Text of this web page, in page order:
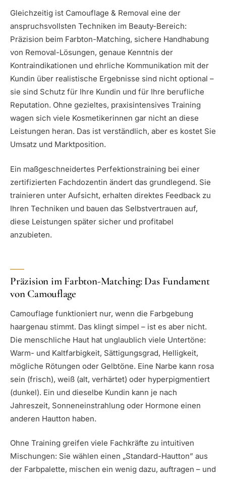
Gleichzeitig ist Camouflage & Removal eine der
anspruchsvollsten Techniken im Beauty-Bereich:
Präzision beim Farbton-Matching, sichere Handhabung
von Removal-Lösungen, genaue Kenntnis der
Kontraindikationen und ehrliche Kommunikation mit der
Kundin über realistische Ergebnisse sind nicht optional –
sie sind Schutz für Ihre Kundin und für Ihre berufliche
Reputation. Ohne gezieltes, praxisintensives Training
wagen sich viele Kosmetikerinnen gar nicht an diese
Leistungen heran. Das ist verständlich, aber es kostet Sie
Umsatz und Marktposition.
Ein maßgeschneidertes Perfektionstraining bei einer
zertifizierten Fachdozentin ändert das grundlegend. Sie
trainieren unter Aufsicht, erhalten direktes Feedback zu
Ihren Techniken und bauen das Selbstvertrauen auf,
diese Leistungen später sicher und profitabel
anzubieten.
Präzision im Farbton-Matching: Das Fundament
von Camouflage
Camouflage funktioniert nur, wenn die Farbgebung
haargenau stimmt. Das klingt simpel – ist es aber nicht.
Die menschliche Haut hat unglaublich viele Untertöne:
Warm- und Kaltfarbigkeit, Sättigungsgrad, Helligkeit,
mögliche Rötungen oder Gelbtöne. Eine Narbe kann rosa
sein (frisch), weiß (alt, verhärtet) oder hyperpigmentiert
(dunkel). Ein und dieselbe Kundin kann je nach
Jahreszeit, Sonneneinstrahlung oder Hormone einen
anderen Hautton haben.
Ohne Training greifen viele Fachkräfte zu intuitiven
Mischungen: Sie wählen einen „Standard-Hautton” aus
der Farbpalette, mischen ein wenig dazu, auftragen – und